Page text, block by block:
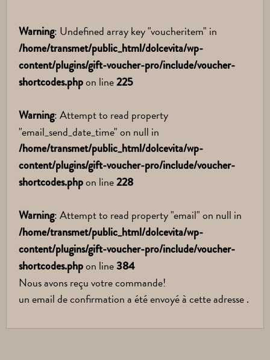
Warning: Undefined array key "voucheritem" in
/home/transmet/public_html/dolcevita/wp-
content/plugins/gift-voucher-pro/include/voucher-
shortcodes.phpon line225
Warning: Attempt to read property
"email_send_date_time" on null in
/home/transmet/public_html/dolcevita/wp-
content/plugins/gift-voucher-pro/include/voucher-
shortcodes.phpon line228
Warning: Attempt to read property "email" on null in
/home/transmet/public_html/dolcevita/wp-
content/plugins/gift-voucher-pro/include/voucher-
shortcodes.phpon line384
Nous avons reçu votre commande!
un email de confirmation a été envoyé à cette adresse .